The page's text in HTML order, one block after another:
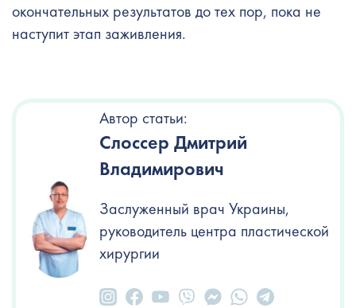
окончательных результатов до тех пор, пока не
наступит этап заживления.
Автор статьи:
Слоссер Дмитрий
Владимирович
Заслуженный врач Украины,
руководитель центра пластической
хирургии